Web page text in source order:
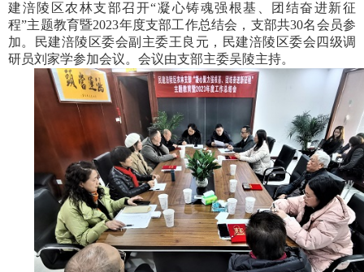
建涪陵区农林支部召开“凝心铸魂强根基、团结奋进新征
程”主题教育暨2023年度支部工作总结会，支部共30名会员参
加。民建涪陵区委会副主委王良元，民建涪陵区委会四级调
研员刘家学参加会议。会议由支部主委吴陵主持。